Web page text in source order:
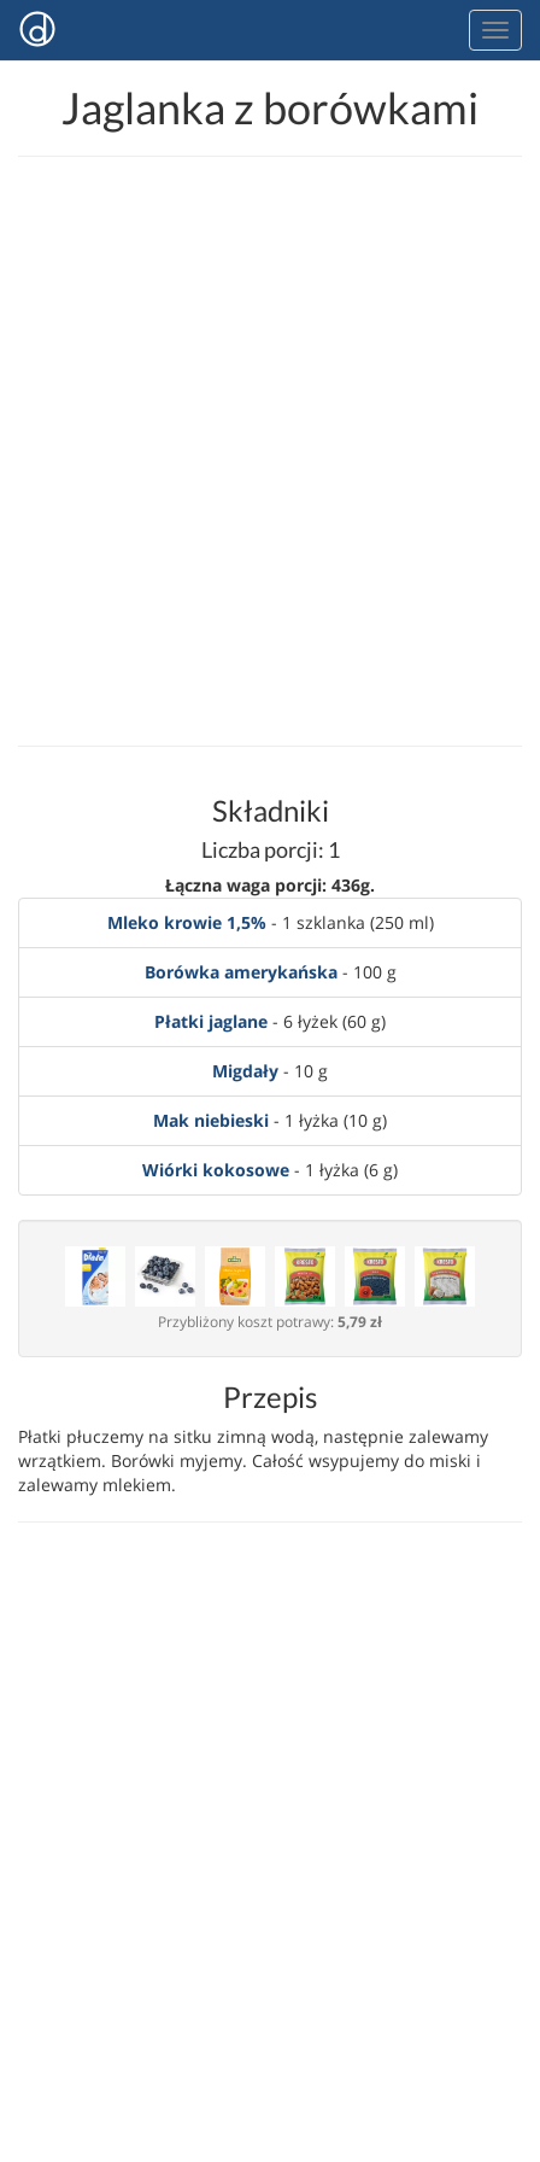
Jaglanka z borówkami
Składniki
Liczba porcji: 1
Łączna waga porcji: 436g.
Mleko krowie 1,5%- 1 szklanka (250 ml)
Borówka amerykańska- 100 g
Płatki jaglane - 6 łyżek (60 g)
Migdały - 10 g
Mak niebieski - 1 łyżka (10 g)
Wiórki kokosowe - 1 łyżka (6 g)
Przybliżony koszt potrawy:5,79 zł
Przepis
Płatki płuczemy na sitku zimną wodą, następnie zalewamy
wrzątkiem. Borówki myjemy. Całość wsypujemy do miski i
zalewamy mlekiem.